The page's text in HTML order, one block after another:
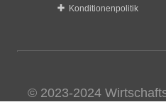
Konditionenpolitik
© 2023-2024